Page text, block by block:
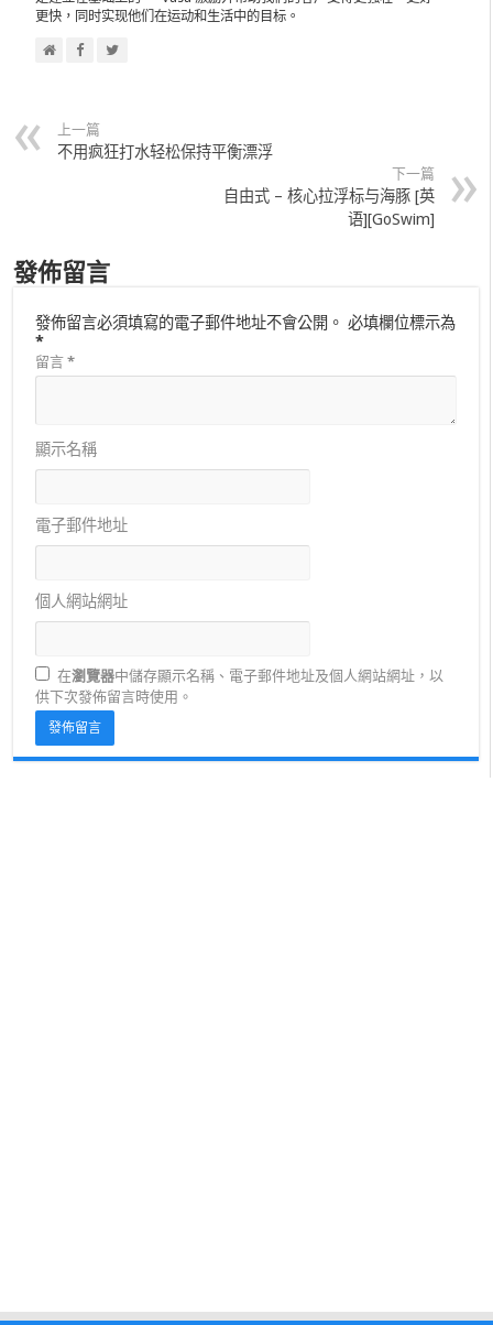
更快，同时实现他们在运动和生活中的目标。
上一篇
不用疯狂打水轻松保持平衡漂浮
下一篇
自由式 – 核心拉浮标与海豚 [英
语][GoSwim]
發佈留言
發佈留言必須填寫的電子郵件地址不會公開。 必填欄位標示為
*
留言*
顯示名稱
電子郵件地址
個人網站網址
在瀏覽器中儲存顯示名稱、電子郵件地址及個人網站網址，以
供下次發佈留言時使用。